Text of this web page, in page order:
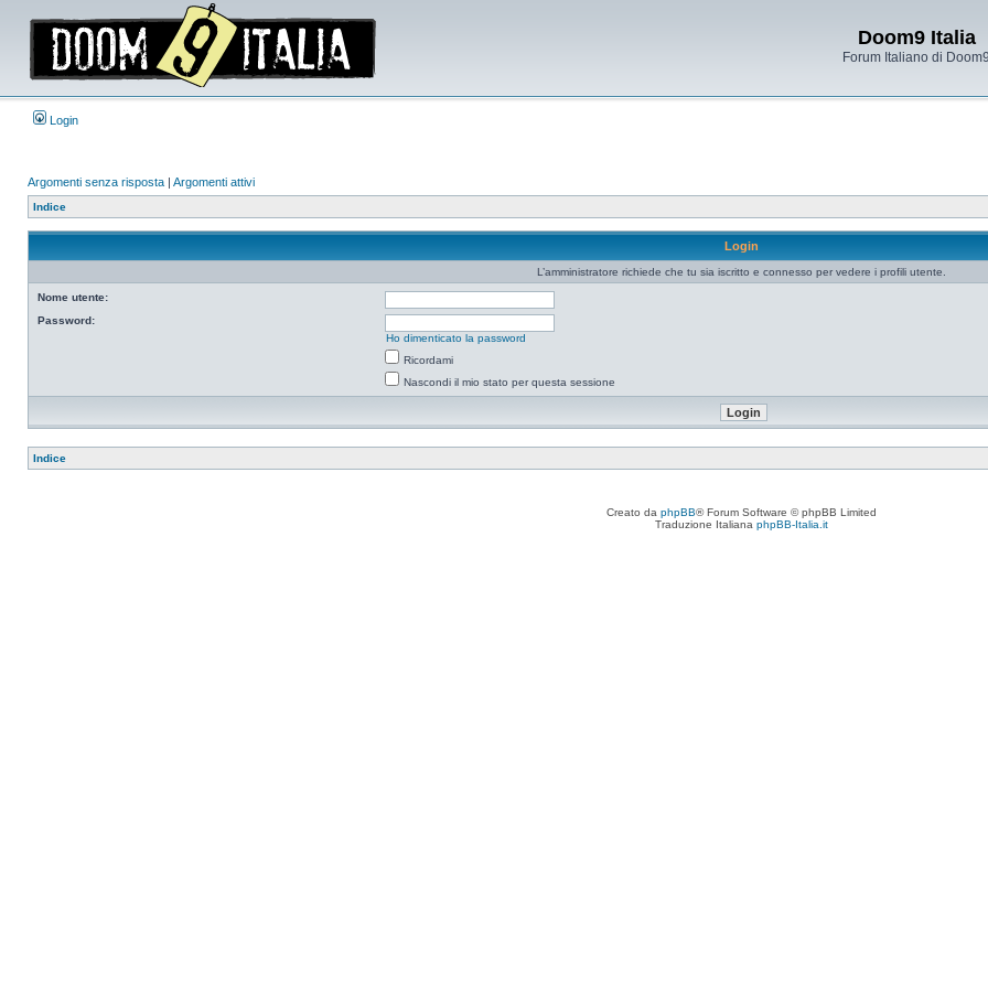
Doom9 Italia
Forum Italiano di Doom9
Login
Argomenti senza risposta | Argomenti attivi
Indice
Login
L’amministratore richiede che tu sia iscritto e connesso per vedere i profili utente.
Nome utente:
Password:
Ho dimenticato la password
Ricordami
Nascondi il mio stato per questa sessione
Indice
Creato da phpBB® Forum Software © phpBB Limited
Traduzione Italiana phpBB-Italia.it